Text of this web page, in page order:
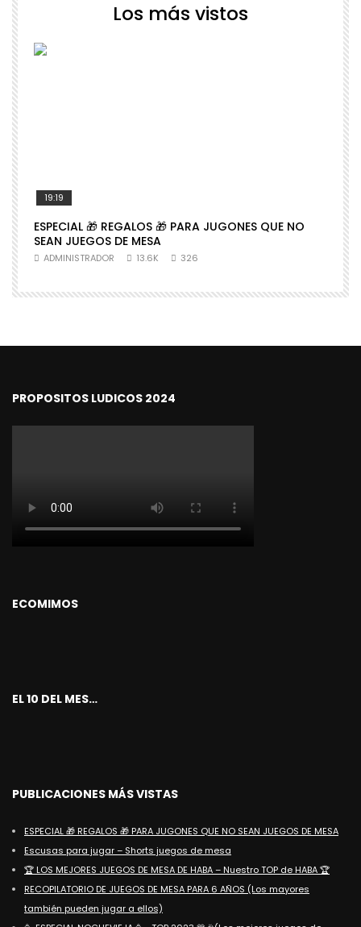
Los más vistos
19:19
ESPECIAL 🎁 REGALOS 🎁 PARA JUGONES QUE NO
SEAN JUEGOS DE MESA
ADMINISTRADOR 13.6K 326
PROPOSITOS LUDICOS 2024
ECOMIMOS
EL 10 DEL MES…
PUBLICACIONES MÁS VISTAS
ESPECIAL 🎁 REGALOS 🎁 PARA JUGONES QUE NO SEAN JUEGOS DE MESA
Escusas para jugar – Shorts juegos de mesa
🏆 LOS MEJORES JUEGOS DE MESA DE HABA – Nuestro TOP de HABA 🏆
RECOPILATORIO DE JUEGOS DE MESA PARA 6 AÑOS (Los mayores
también pueden jugar a ellos)